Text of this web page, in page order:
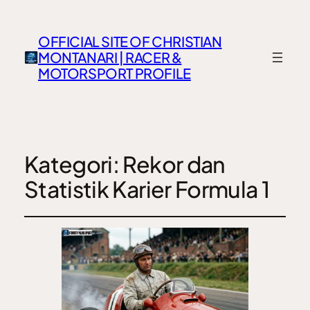
OFFICIAL SITE OF CHRISTIAN
MONTANARI | RACER &
MOTORSPORT PROFILE
Kategori: Rekor dan
Statistik Karier Formula 1